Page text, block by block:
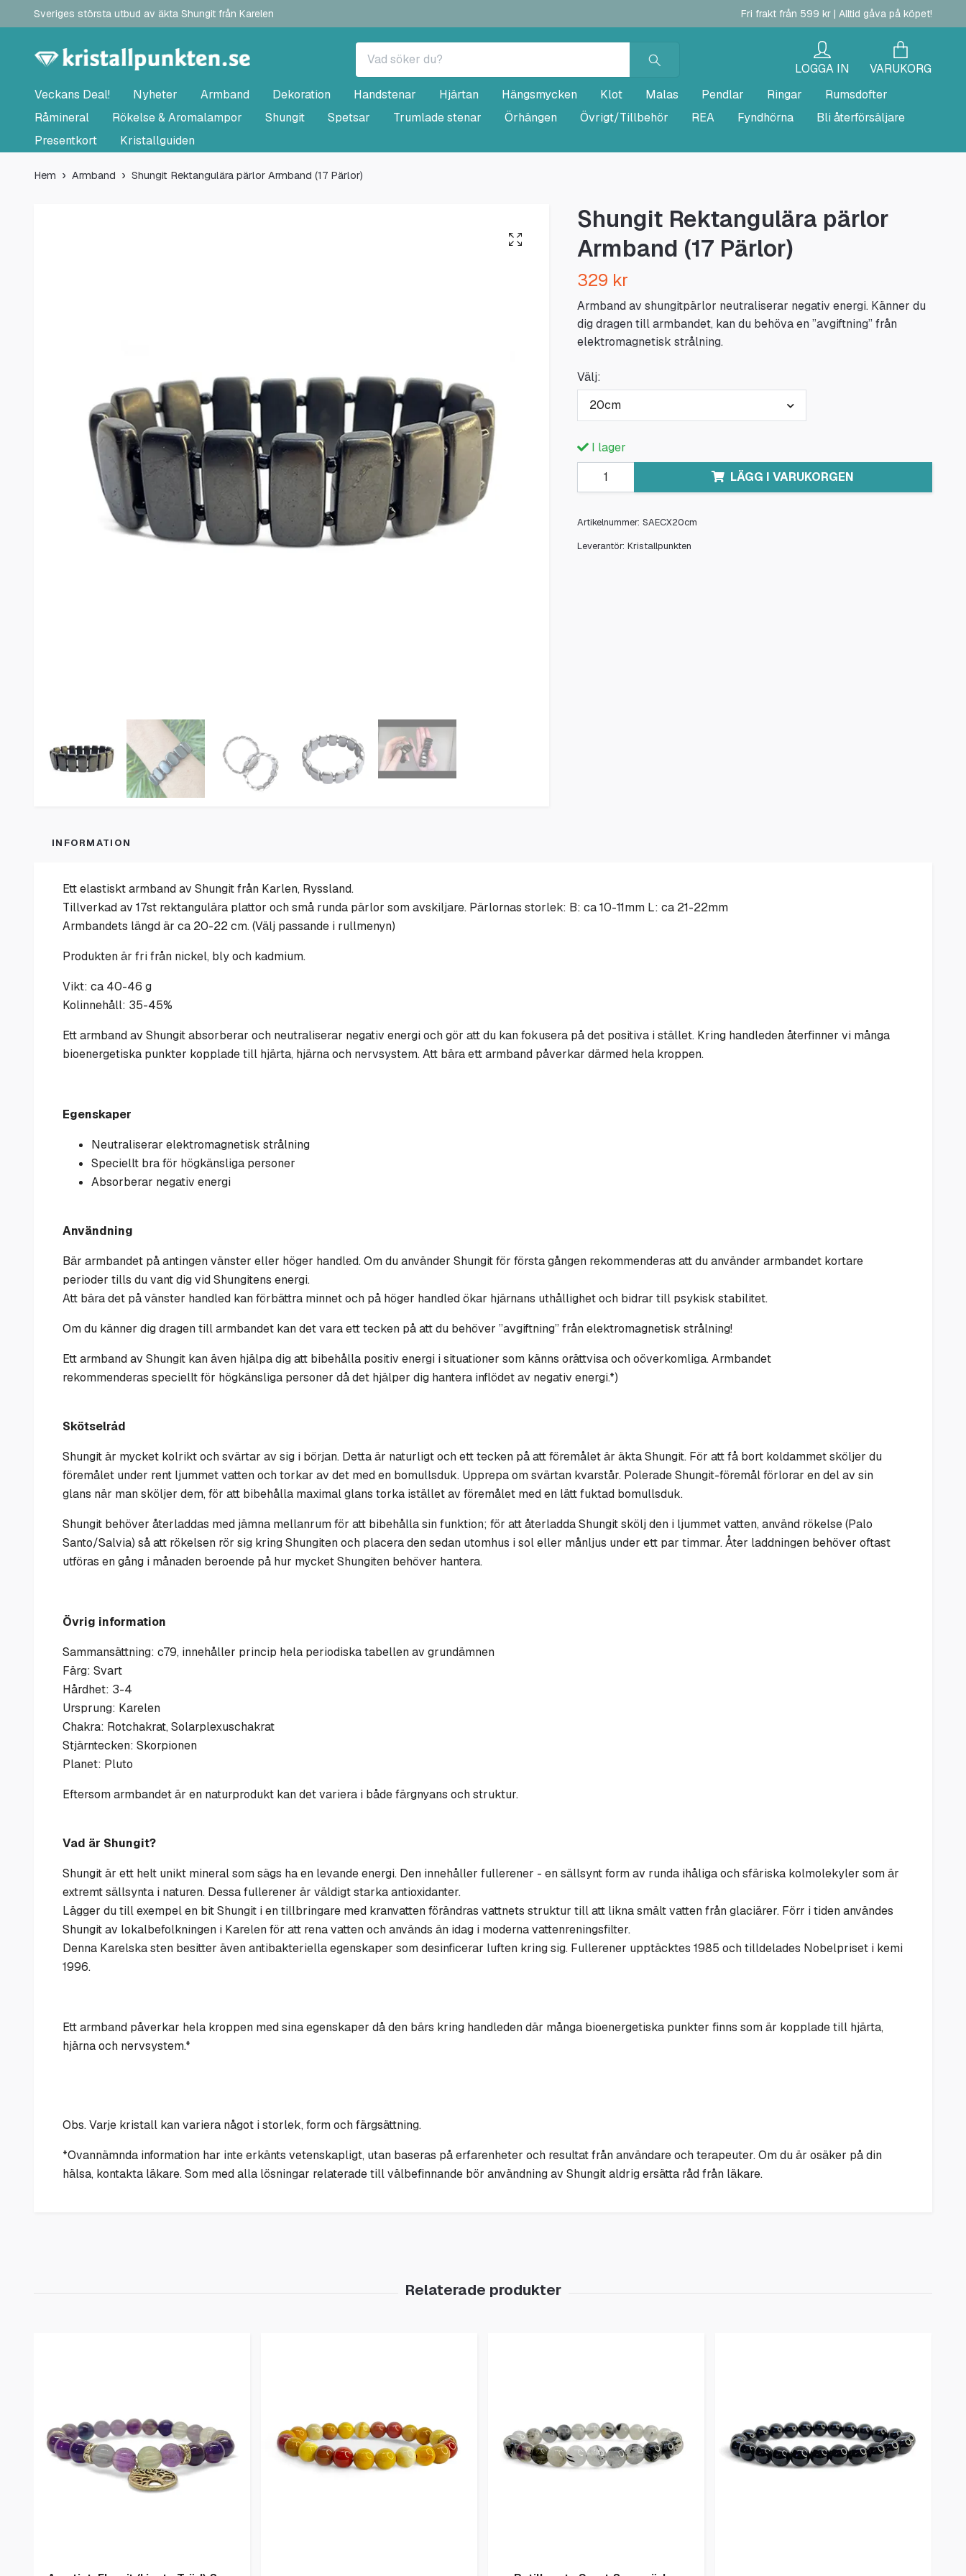
Sveriges största utbud av äkta Shungit från Karelen Fri frakt från 599 kr | Alltid gåva på köpet!
LOGGA IN
VARUKORG
Veckans Deal!
Nyheter Armband Dekoration Handstenar Hjärtan Hängsmycken Klot Malas Pendlar Ringar
Rumsdofter
Råmineral
Rökelse & Aromalampor Shungit Spetsar Trumlade stenar Örhängen Övrigt/Tillbehör REA Fyndhörna
Bli återförsäljare
Presentkort
Kristallguiden
Hem Armband Shungit Rektangulära pärlor Armband (17 Pärlor)
Shungit Rektangulära pärlor
Armband (17 Pärlor)
329 kr
Armband av shungitpärlor neutraliserar negativ energi. Känner du
dig dragen till armbandet, kan du behöva en ”avgiftning” från
elektromagnetisk strålning.
Välj:
20cm
I lager
LÄGG I VARUKORGEN
Artikelnummer: SAECX20cm
Leverantör: Kristallpunkten
INFORMATION
Ett elastiskt armband av Shungit från Karlen, Ryssland.
Tillverkad av 17st rektangulära plattor och små runda pärlor som avskiljare. Pärlornas storlek: B: ca 10-11mm L: ca 21-22mm
Armbandets längd är ca 20-22 cm. (Välj passande i rullmenyn)
Produkten är fri från nickel, bly och kadmium.
Vikt: ca 40-46 g
Kolinnehåll: 35-45%
Ettarmband av Shungit absorberar och neutraliserar negativ energi och gör att du kan fokusera på det positiva i stället. Kring handleden återfinner vi många
bioenergetiska punkter kopplade till hjärta, hjärna och nervsystem. Att bära ett armband påverkar därmed hela kroppen.
Egenskaper
Neutraliserar elektromagnetisk strålning
Speciellt bra för högkänsliga personer
Absorberar negativ energi
Användning
Bär armbandet på antingen vänster eller höger handled. Om du använder Shungit för första gången rekommenderas att du använder armbandet kortare
perioder tills du vant dig vid Shungitens energi.
Att bära det på vänster handled kan förbättra minnet och på höger handled ökar hjärnans uthållighet och bidrar till psykisk stabilitet.
Om du känner dig dragen till armbandet kan det vara ett tecken på att du behöver ”avgiftning” från elektromagnetisk strålning!
Ettarmband av Shungit kan även hjälpa dig att bibehålla positiv energi i situationer som känns orättvisa och oöverkomliga. Armbandet
rekommenderas speciellt för högkänsliga personer då det hjälper dig hantera inflödet av negativ energi.*)
Skötselråd
Shungit är mycket kolrikt och svärtar av sig i början. Detta är naturligt och ett tecken på att föremålet är äkta Shungit. För att få bort koldammet sköljer du
föremålet under rent ljummet vatten och torkar av det med en bomullsduk. Upprepa om svärtan kvarstår. Polerade Shungit-föremål förlorar en del av sin
glans när man sköljer dem, för att bibehålla maximal glans torka istället av föremålet med en lätt fuktad bomullsduk.
Shungit behöver återladdas med jämna mellanrum för att bibehålla sin funktion; för att återladda Shungit skölj den i ljummet vatten, använd rökelse (Palo
Santo/Salvia) så att rökelsen rör sig kring Shungiten och placera den sedan utomhus i sol eller månljus under ett par timmar. Åter laddningen behöver oftast
utföras en gång i månaden beroende på hur mycket Shungiten behöver hantera.
Övrig information
Sammansättning: c79, innehåller princip hela periodiska tabellen av grundämnen
Färg: Svart
Hårdhet: 3-4
Ursprung: Karelen
Chakra: Rotchakrat, Solarplexuschakrat
Stjärntecken: Skorpionen
Planet: Pluto
Eftersom armbandet är en naturprodukt kan det variera i både färgnyans och struktur.
Vad är Shungit?
Shungit är ett helt unikt mineral som sägs ha en levande energi. Den innehåller fullerener - en sällsynt form av runda ihåliga och sfäriska kolmolekyler som är
extremt sällsynta i naturen. Dessa fullerener är väldigt starka antioxidanter.
Lägger du till exempel en bit Shungit i en tillbringare med kranvatten förändras vattnets struktur till att likna smält vatten från glaciärer. Förr i tiden användes
Shungit av lokalbefolkningen i Karelen för att rena vatten och används än idag i moderna vattenreningsfilter.
Denna Karelska sten besitter även antibakteriella egenskaper som desinficerar luften kring sig. Fullerener upptäcktes 1985 och tilldelades Nobelpriset i kemi
1996.
Ett armband påverkar hela kroppen med sina egenskaper då den bärs kring handleden där många bioenergetiska punkter finns som är kopplade till hjärta,
hjärna och nervsystem.*
Obs. Varje kristall kan variera något i storlek, form och färgsättning.
*Ovannämnda information har inte erkänts vetenskapligt, utan baseras på erfarenheter och resultat från användare och terapeuter. Om du är osäker på din
hälsa, kontakta läkare. Som med alla lösningar relaterade till välbefinnande bör användning av Shungit aldrig ersätta råd från läkare.